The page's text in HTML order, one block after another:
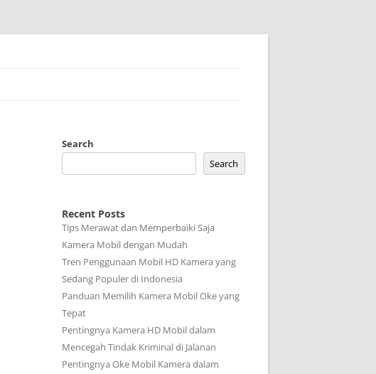
Search
Search
Recent Posts
Tips Merawat dan Memperbaiki Saja
Kamera Mobil dengan Mudah
Tren Penggunaan Mobil HD Kamera yang
Sedang Populer di Indonesia
Panduan Memilih Kamera Mobil Oke yang
Tepat
Pentingnya Kamera HD Mobil dalam
Mencegah Tindak Kriminal di Jalanan
Pentingnya Oke Mobil Kamera dalam